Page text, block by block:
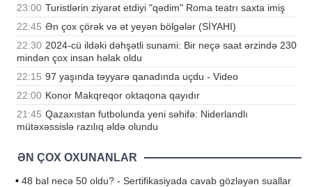
23:00 Turistlərin ziyarət etdiyi "qədim" Roma teatrı saxta imiş
22:45 Ən çox çörək və ət yeyən bölgələr (SİYAHI)
22:30 2024-cü ildəki dəhşətli sunami: Bir neçə saat ərzində 230
mindən çox insan həlak oldu
22:15 97 yaşında təyyarə qanadında uçdu - Video
22:00 Konor Makqreqor oktaqona qayıdır
21:45 Qazaxıstan futbolunda yeni səhifə: Niderlandlı
mütəxəssislə razılıq əldə olundu
ƏN ÇOX OXUNANLAR
• 48 bal necə 50 oldu? - Sertifikasiyada cavab gözləyən suallar